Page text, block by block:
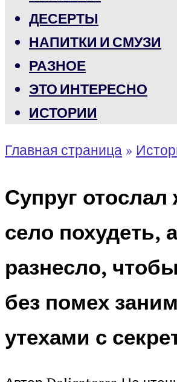
ДЕСЕРТЫ
НАПИТКИ И СМУЗИ
РАЗНОЕ
ЭТО ИНТЕРЕСНО
ИСТОРИИ
Главная страница »
Супруг отослал
село похудеть,
разнесло,
без помех
утехами с